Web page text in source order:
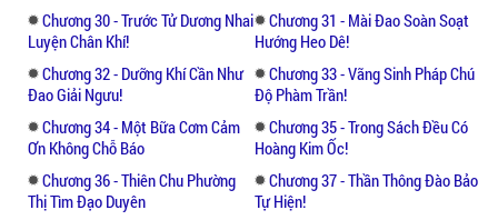
Chương 30 - Trước Tử Dương Nhai
Luyện Chân Khí!
Chương 31 - Mài Đao Soàn Soạt
Hướng Heo Dê!
Chương 32 - Dưỡng Khí Cần Như
Đao Giải Ngưu!
Chương 33 - Vãng Sinh Pháp Chú
Độ Phàm Trần!
Chương 34 - Một Bữa Cơm Cảm
Ơn Không Chỗ Báo
Chương 35 - Trong Sách Đều Có
Hoàng Kim Ốc!
Chương 36 - Thiên Chu Phường
Thị Tìm Đạo Duyên
Chương 37 - Thần Thông Đào Bảo
Tự Hiện!